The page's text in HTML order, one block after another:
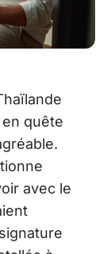
quête
avec le